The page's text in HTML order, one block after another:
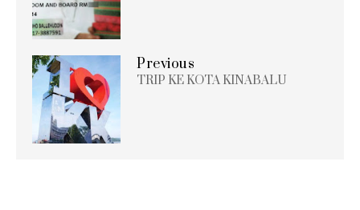
Previous
TRIP KE KOTA KINABALU